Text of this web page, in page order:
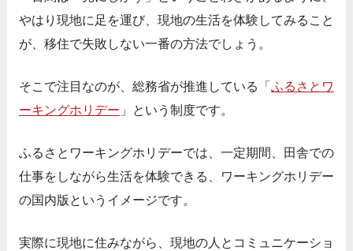
やはり現地に足を運び、現地の生活を体験してみること
が、移住で失敗しない一番の方法でしょう。
そこで注目なのが、総務省が推進している「 ふるさとワ
ーキングホリデー 」という制度です。
ふるさとワーキングホリデーでは、一定期間、田舎での
仕事をしながら生活を体験できる、ワーキングホリデー
の国内版というイメージです。
実際に現地に住みながら、現地の人とコミュニケーショ